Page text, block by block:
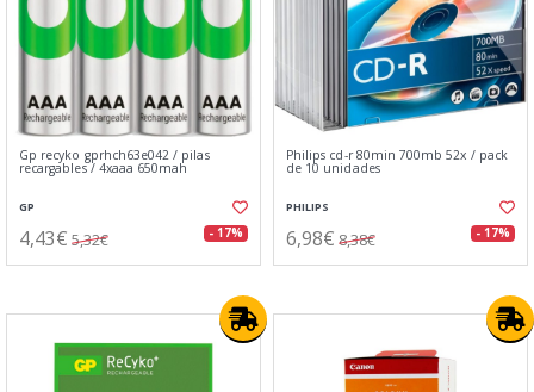
Gp recyko gprhch63e042 / pilas
recargables / 4xaaa 650mah
GP
4,43€ 5,32€ - 17%
Philips cd-r 80min 700mb 52x / pack
de 10 unidades
PHILIPS
6,98€ 8,38€ - 17%